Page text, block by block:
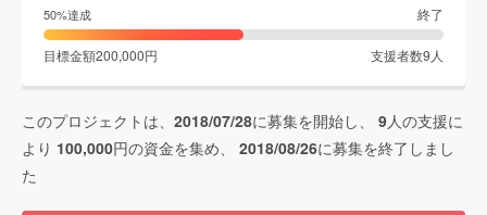
50%達成 終了
目標金額200,000円 支援者数9 人
このプロジェクトは、 2018/07/28に募集を開始し、 9人の支援に
より 100,000円の資金を集め、 2018/08/26に募集を終了しまし
た